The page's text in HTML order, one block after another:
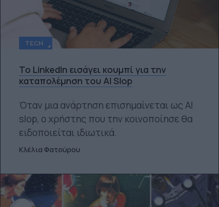
TECH
Το LinkedIn εισάγει κουμπί για την
καταπολέμηση του AI Slop
Όταν μια ανάρτηση επισημαίνεται ως AI
slop, ο χρήστης που την κοινοποίησε θα
ειδοποιείται ιδιωτικά.
Κλέλια Φατούρου